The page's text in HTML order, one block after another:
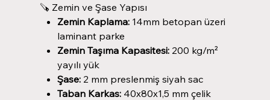
🪚 Zemin ve Şase Yapısı
Zemin Kaplama:14mm betopan üzeri
laminant parke
Zemin Taşıma Kapasitesi:200 kg/m²
yayılı yük
Şase:2 mm preslenmiş siyah sac
Taban Karkas:40x80x1,5 mm çelik